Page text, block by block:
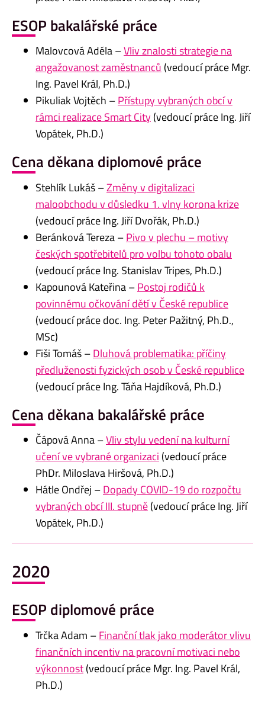
ESOP bakalářské práce
Malovcová Adéla –Vliv znalosti strategie na
angažovanost zaměstnanců (vedoucí práce Mgr.
Ing. Pavel Král, Ph.D.)
Pikuliak Vojtěch –Přístupy vybraných obcí v
rámci realizace Smart City(vedoucí práce Ing. Jiří
Vopátek, Ph.D.)
Cena děkana diplomové práce
Stehlík Lukáš –Změny v digitalizaci
maloobchodu v důsledku 1. vlny korona krize
(vedoucí práce Ing. Jiří Dvořák, Ph.D.)
Beránková Tereza –Pivo v plechu – motivy
českých spotřebitelů pro volbu tohoto obalu
(vedoucí práce Ing. Stanislav Tripes, Ph.D.)
Kapounová Kateřina –Postoj rodičů k
povinnému očkování dětí v České republice
(vedoucí práce doc. Ing. Peter Pažitný, Ph.D.,
MSc)
Fiši Tomáš –Dluhová problematika: příčiny
předluženosti fyzických osob v České republice
(vedoucí práce Ing. Táňa Hajdíková, Ph.D.)
Cena děkana bakalářské práce
Čápová Anna –Vliv stylu vedení na kulturní
učení ve vybrané organizaci(vedoucí práce
PhDr. Miloslava Hiršová, Ph.D.)
Hátle Ondřej –Dopady COVID-19 do rozpočtu
vybraných obcí III. stupně(vedoucí práce Ing. Jiří
Vopátek, Ph.D.)
2020
ESOP diplomové práce
Trčka Adam –Finanční tlak jako moderátor vlivu
finančních incentiv na pracovní motivaci nebo
výkonnost(vedoucí práce Mgr. Ing. Pavel Král,
Ph.D.)